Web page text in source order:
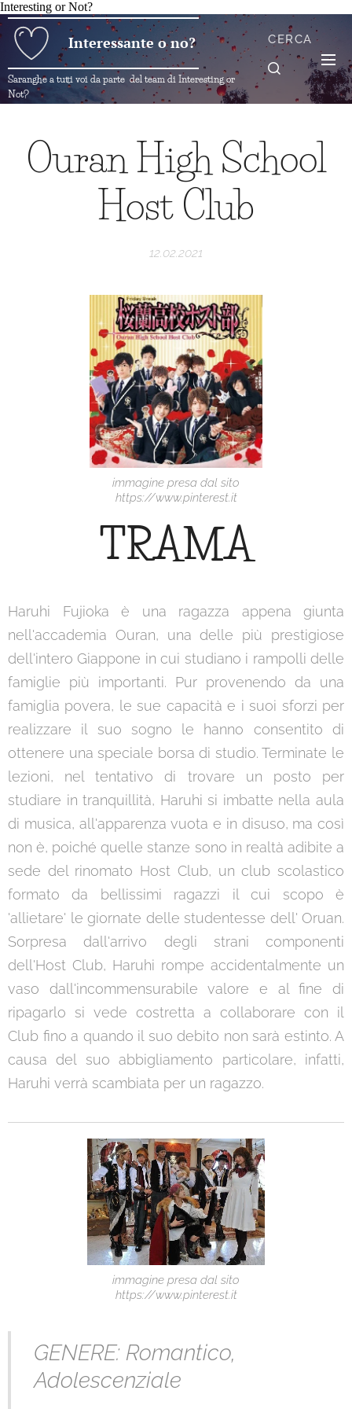
Interesting or Not?
Interessante o no?
Saranghe a tutti voi da parte del team di Interesting or
Not?
CERCA
Ouran High School
Host Club
12.02.2021
immagine presa dal sito
https://www.pinterest.it
TRAMA
Haruhi Fujioka è una ragazza appena giunta
nell'accademia Ouran, una delle più prestigiose
dell'intero Giappone in cui studiano i rampolli delle
famiglie più importanti. Pur provenendo da una
famiglia povera, le sue capacità e i suoi sforzi per
realizzare il suo sogno le hanno consentito di
ottenere una speciale borsa di studio. Terminate le
lezioni, nel tentativo di trovare un posto per
studiare in tranquillità, Haruhi si imbatte nella aula
di musica, all'apparenza vuota e in disuso, ma così
non è, poiché quelle stanze sono in realtà adibite a
sede del rinomato Host Club, un club scolastico
formato da bellissimi ragazzi il cui scopo è
'allietare' le giornate delle studentesse dell' Oruan.
Sorpresa dall'arrivo degli strani componenti
dell'Host Club, Haruhi rompe accidentalmente un
vaso dall'incommensurabile valore e al fine di
ripagarlo si vede costretta a collaborare con il
Club fino a quando il suo debito non sarà estinto. A
causa del suo abbigliamento particolare, infatti,
Haruhi verrà scambiata per un ragazzo.
immagine presa dal sito
https://www.pinterest.it
GENERE: Romantico,
Adolescenziale